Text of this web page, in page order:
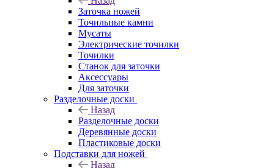
Заточка ножей
Точильные камни
Мусаты
Электрические точилки
Точилки
Станок для заточки
Аксессуары
Для заточки
Разделочные доски
Назад
Разделочные доски
Деревянные доски
Пластиковые доски
Подставки для ножей
Назад